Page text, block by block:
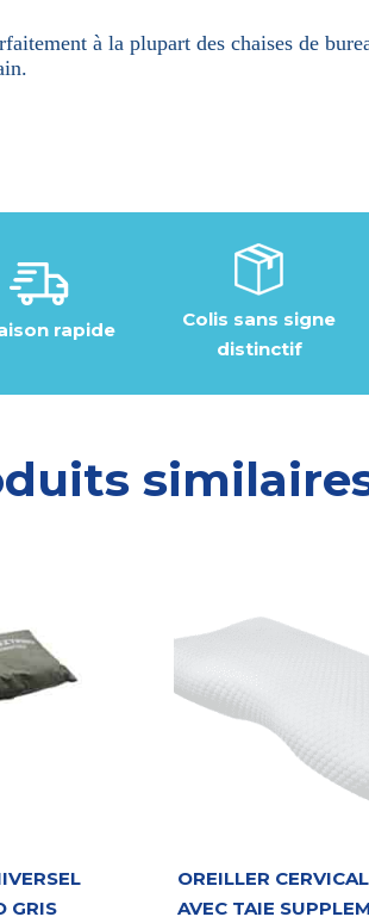
à la plupart des chaises de
rapide
Colis sans signe
distinctif
GRIS
OREILLER
AVEC TAIE